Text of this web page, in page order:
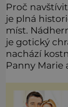
Proč
je plná
míst.
je gotický
nachází
Panny Marie